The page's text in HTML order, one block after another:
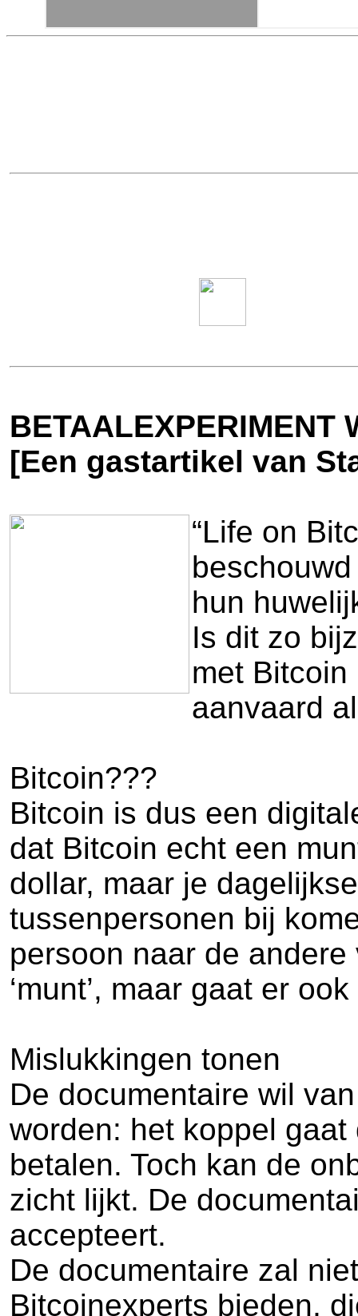
BETAALEXPERIMENT
[Een gastartikel van
“Life on
hun
Is dit zo
met
aanvaard
Bitcoin???
Bitcoin is dus een
dat Bitcoin echt een
dollar, maar je
tussenpersonen bij
persoon naar de
‘munt’, maar gaat er
Mislukkingen tonen
De documentaire wil
worden: het koppel
betalen. Toch kan de
zicht lijkt. De
accepteert.
De documentaire zal
Bitcoinexperts bieden,